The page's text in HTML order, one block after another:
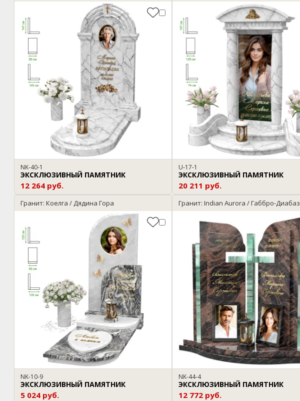
NK-40-1
ЭКСКЛЮЗИВНЫЙ ПАМЯТНИК
12 264 руб.
U-17-1
ЭКСКЛЮЗИВНЫЙ ПАМЯТНИК
20 211 руб.
Гранит: Коелга / Дядина Гора
NK-10-9
ЭКСКЛЮЗИВНЫЙ ПАМЯТНИК
5 024 руб.
Гранит: Indian Aurora / Габбро-Диабаз
NK-44-4
ЭКСКЛЮЗИВНЫЙ ПАМЯТНИК
12 772 руб.